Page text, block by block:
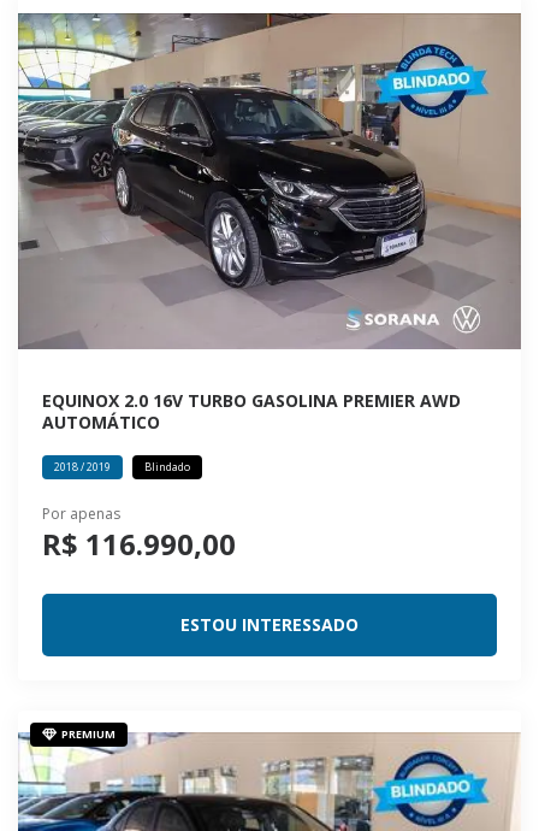
EQUINOX 2.0 16V TURBO GASOLINA PREMIER AWD
AUTOMÁTICO
2018 / 2019 Blindado
Por apenas
R$ 116.990,00
ESTOU INTERESSADO
PREMIUM